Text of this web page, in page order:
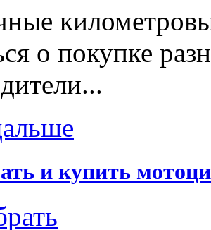
о покупке
и купить